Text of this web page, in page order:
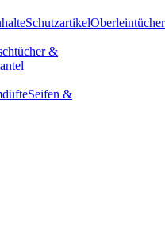
SchutzartikelOberleintücher
&
Seifen &